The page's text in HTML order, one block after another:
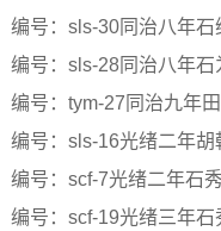
编号：sls-30同治八年石维
编号：sls-28同治八年石为
编号：tym-27同治九年田宽
编号：sls-16光绪二年胡韩
编号：scf-7光绪二年石秀三
编号：scf-19光绪三年石秀